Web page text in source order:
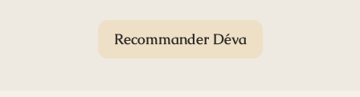
Recommander Déva